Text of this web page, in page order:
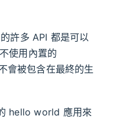
許多 API 都是可以
使用內置的
會被包含在最終的生
hello world 應用來